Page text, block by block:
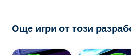
Още игри от този